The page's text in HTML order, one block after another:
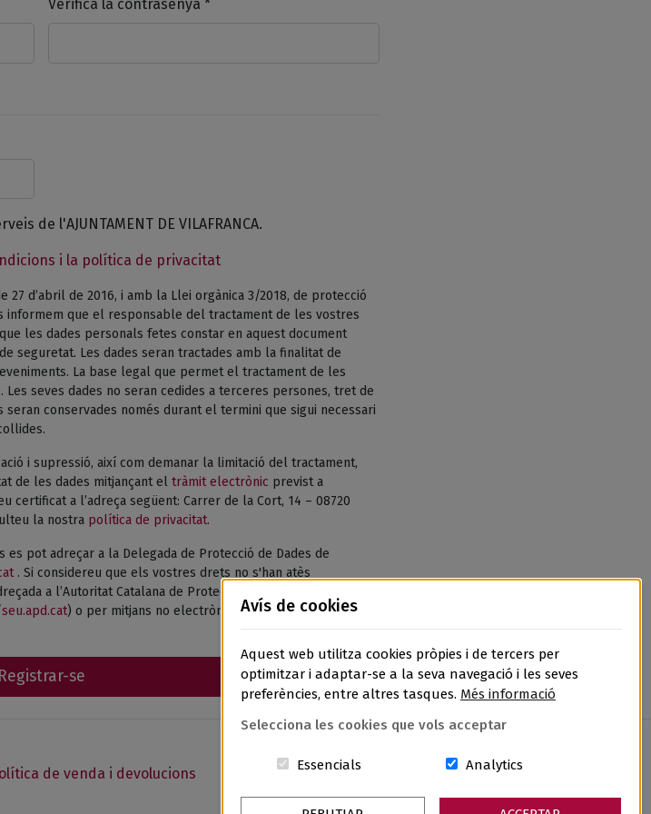
Verifica la contrasenya *
de l'AJUNTAMENT DE VILAFRANCA.
i la política de privacitat
d’abril de 2016, i amb la Llei orgànica 3/2018, de protecció
informem que el responsable del tractament de les vostres
les dades personals fetes constar en aquest document
seguretat. Les dades seran tractades amb la finalitat de
La base legal que permet el tractament de les
Les seves dades no seran cedides a terceres persones, tret de
conservades només durant el termini que sigui necessari
i supressió, així com demanar la limitació del tractament,
de les dades mitjançant el tràmit electrònic previst a
a l’adreça següent: Carrer de la Cort, 14 – 08720
la nostra política de privacitat.
pot adreçar a la Delegada de Protecció de Dades de
. Si considereu que els vostres drets no s'han atès
a l’Autoritat Catalana de Protecció de Dades, l’APDCAT,
) o per mitjans no electrònics.
Registrar-se
de venda i devolucions
Avís de cookies
Aquest web utilitza cookies pròpies i de tercers per
optimitzar i adaptar-se a la seva navegació i les seves
preferències, entre altres tasques. Més informació
Selecciona les cookies que vols acceptar
Essencials Aquestes cookies són essencials per al lloc
Analytics